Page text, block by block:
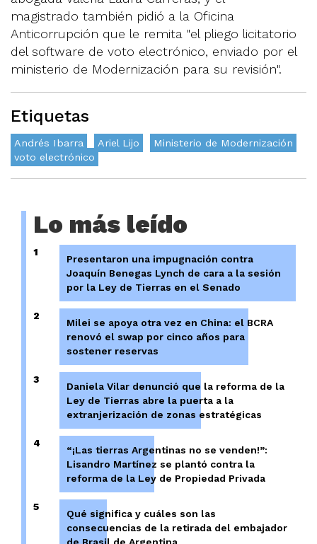
magistrado también pidió a la Oficina
Anticorrupción que le remita "el pliego licitatorio
del software de voto electrónico, enviado por el
ministerio de Modernización para su revisión".
Etiquetas
Andrés Ibarra Ariel Lijo
Ministerio de Modernización
voto electrónico
Lo más leído
1
Presentaron una impugnación contra
Joaquín Benegas Lynch de cara a la sesión
por la Ley de Tierras en el Senado
2
Milei se apoya otra vez en China: el BCRA
renovó el swap por cinco años para
sostener reservas
3
Daniela Vilar denunció que la reforma de la
Ley de Tierras abre la puerta a la
extranjerización de zonas estratégicas
4
“¡Las tierras Argentinas no se venden!”:
Lisandro Martínez se plantó contra la
reforma de la Ley de Propiedad Privada
5
Qué significa y cuáles son las
consecuencias de la retirada del embajador
de Brasil de Argentina